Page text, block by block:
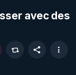
avec des